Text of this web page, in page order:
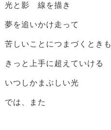
光と影 線を描き
夢を追いかけ走って
苦しいことにつまづくときも
きっと上手に超えていける
いつしかまぶしい光
では、また